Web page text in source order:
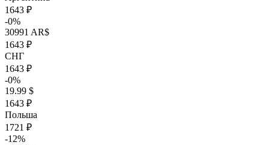
1643 ₽
-0%
30991 AR$
1643 ₽
СНГ
1643 ₽
-0%
19.99 $
1643 ₽
Польша
1721 ₽
-12%